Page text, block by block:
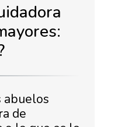
abuelos
de